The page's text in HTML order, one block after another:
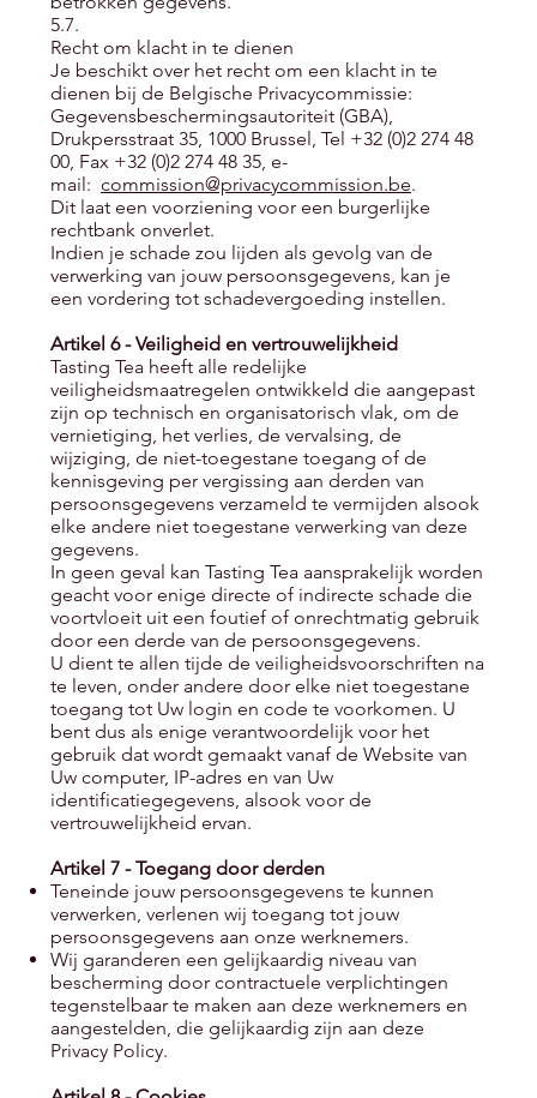
5.7.
Recht om klacht in te dienen
Je beschikt over het recht om een klacht in te
dienen bij de Belgische Privacycommissie:
Gegevensbeschermingsautoriteit (GBA),
Drukpersstraat 35, 1000 Brussel, Tel +32 (0)2 274 48
00, Fax +32 (0)2 274 48 35, e-
mail: commission@privacycommission.be.
Dit laat een voorziening voor een burgerlijke
rechtbank onverlet.
Indien je schade zou lijden als gevolg van de
verwerking van jouw persoonsgegevens, kan je
een vordering tot schadevergoeding instellen.
Artikel 6 - Veiligheid en vertrouwelijkheid
Tasting Tea heeft alle redelijke
veiligheidsmaatregelen ontwikkeld die aangepast
zijn op technisch en organisatorisch vlak, om de
vernietiging, het verlies, de vervalsing, de
wijziging, de niet-toegestane toegang of de
kennisgeving per vergissing aan derden van
persoonsgegevens verzameld te vermijden alsook
elke andere niet toegestane verwerking van deze
gegevens.
In geen geval kan Tasting Tea aansprakelijk worden
geacht voor enige directe of indirecte schade die
voortvloeit uit een foutief of onrechtmatig gebruik
door een derde van de persoonsgegevens.
U dient te allen tijde de veiligheidsvoorschriften na
te leven, onder andere door elke niet toegestane
toegang tot Uw login en code te voorkomen. U
bent dus als enige verantwoordelijk voor het
gebruik dat wordt gemaakt vanaf de Website van
Uw computer, IP-adres en van Uw
identificatiegegevens, alsook voor de
vertrouwelijkheid ervan.
Artikel 7 - Toegang door derden
Teneinde jouw persoonsgegevens te kunnen
verwerken, verlenen wij toegang tot jouw
persoonsgegevens aan onze werknemers.
Wij garanderen een gelijkaardig niveau van
bescherming door contractuele verplichtingen
tegenstelbaar te maken aan deze werknemers en
aangestelden, die gelijkaardig zijn aan deze
Privacy Policy.